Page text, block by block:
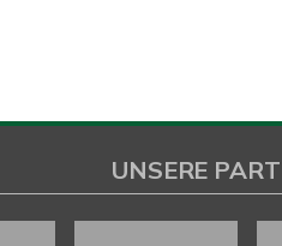
UNSERE